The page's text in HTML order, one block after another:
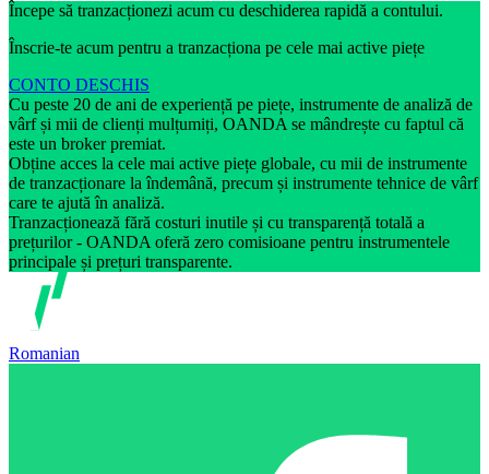
Începe să tranzacționezi acum cu deschiderea rapidă a contului.
Înscrie-te acum pentru a tranzacționa pe cele mai active piețe
CONTO DESCHIS
Cu peste 20 de ani de experiență pe piețe, instrumente de analiză de
vârf și mii de clienți mulțumiți, OANDA se mândrește cu faptul că
este un broker premiat.
Obține acces la cele mai active piețe globale, cu mii de instrumente
de tranzacționare la îndemână, precum și instrumente tehnice de vârf
care te ajută în analiză.
Tranzacționează fără costuri inutile și cu transparență totală a
prețurilor - OANDA oferă zero comisioane pentru instrumentele
principale și prețuri transparente.
Romanian